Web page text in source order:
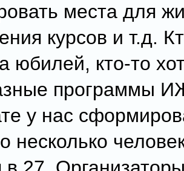
места для
курсов и т.д.
юбилей, кто-то
программы
у нас
несколько